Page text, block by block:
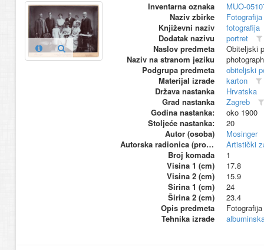
Inventarna oznaka
MUO-
Naziv zbirke
Književni naziv
fotografija
Dodatak nazivu
portret
Naslov predmeta
Obiteljski
Naziv na stranom jeziku
Podgrupa predmeta
obiteljski
Materijal izrade
karton
Država nastanka
Hrvatska
Grad nastanka
Zagreb
Godina nastanka:
oko 1900
Stoljeće nastanka:
20
Autor (osoba)
Mosinger
Autorska radionica (proizvođač)
Artistički
Broj komada
1
Visina 1 (cm)
17.8
Visina 2 (cm)
15.9
Širina 1 (cm)
24
Širina 2 (cm)
23.4
Opis predmeta
Tehnika izrade